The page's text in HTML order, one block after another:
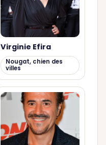
Virginie Efira
Nougat, chien des
villes